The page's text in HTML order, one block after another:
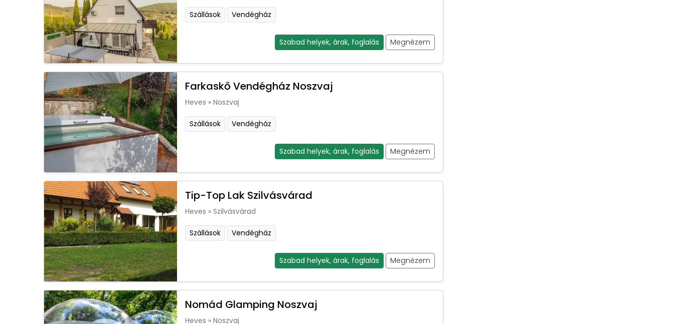
Szállások Vendégház
Szabad helyek, árak, foglalás Megnézem
Farkaskő Vendégház Noszvaj
Heves » Noszvaj
Szállások Vendégház
Szabad helyek, árak, foglalás Megnézem
Tip-Top Lak Szilvásvárad
Heves » Szilvásvárad
Szállások Vendégház
Szabad helyek, árak, foglalás Megnézem
Nomád Glamping Noszvaj
Heves » Noszvaj